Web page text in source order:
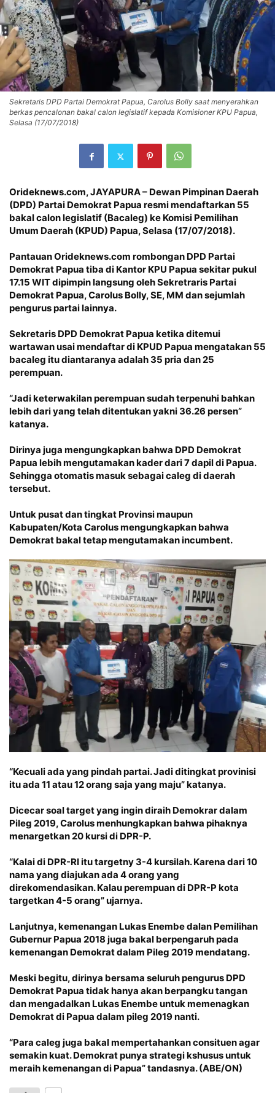
Sekretaris DPD Partai Demokrat Papua, Carolus Bolly saat menyerahkan
berkas pencalonan bakal calon legislatif kepada Komisioner KPU Papua,
Selasa (17/07/2018)
Orideknews.com, JAYAPURA – Dewan Pimpinan Daerah
(DPD) Partai Demokrat Papua resmi mendaftarkan 55
bakal calon legislatif (Bacaleg) ke Komisi Pemilihan
Umum Daerah (KPUD) Papua, Selasa (17/07/2018).
Pantauan Orideknews.com rombongan DPD Partai
Demokrat Papua tiba di Kantor KPU Papua sekitar pukul
17.15 WIT dipimpin langsung oleh Sekretraris Partai
Demokrat Papua, Carolus Bolly, SE, MM dan sejumlah
pengurus partai lainnya.
Sekretaris DPD Demokrat Papua ketika ditemui
wartawan usai mendaftar di KPUD Papua mengatakan 55
bacaleg itu diantaranya adalah 35 pria dan 25
perempuan.
“Jadi keterwakilan perempuan sudah terpenuhi bahkan
lebih dari yang telah ditentukan yakni 36.26 persen”
katanya.
Dirinya juga mengungkapkan bahwa DPD Demokrat
Papua lebih mengutamakan kader dari 7 dapil di Papua.
Sehingga otomatis masuk sebagai caleg di daerah
tersebut.
Untuk pusat dan tingkat Provinsi maupun
Kabupaten/Kota Carolus mengungkapkan bahwa
Demokrat bakal tetap mengutamakan incumbent.
“Kecuali ada yang pindah partai. Jadi ditingkat provinisi
itu ada 11 atau 12 orang saja yang maju” katanya.
Dicecar soal target yang ingin diraih Demokrar dalam
Pileg 2019, Carolus menhungkapkan bahwa pihaknya
menargetkan 20 kursi di DPR-P.
“Kalai di DPR-RI itu targetny 3-4 kursilah. Karena dari 10
nama yang diajukan ada 4 orang yang
direkomendasikan. Kalau perempuan di DPR-P kota
targetkan 4-5 orang” ujarnya.
Lanjutnya, kemenangan Lukas Enembe dalan Pemilihan
Gubernur Papua 2018 juga bakal berpengaruh pada
kemenangan Demokrat dalam Pileg 2019 mendatang.
Meski begitu, dirinya bersama seluruh pengurus DPD
Demokrat Papua tidak hanya akan berpangku tangan
dan mengadalkan Lukas Enembe untuk memenagkan
Demokrat di Papua dalam pileg 2019 nanti.
“Para caleg juga bakal mempertahankan consituen agar
semakin kuat. Demokrat punya strategi kshusus untuk
meraih kemenangan di Papua” tandasnya. (ABE/ON)